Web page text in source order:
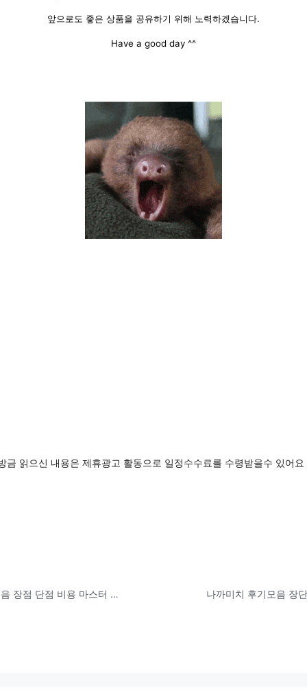
앞으로도 좋은 상품을 공유하기 위해 노력하겠습니다.
Have a good day ^^
금 읽으신 내용은 제휴광고 활동으로 일정수수료를 수령받을수 있어요
엘지김장독서랍 평가후기모음 장점 단점 비용 마스터 훑어보기 나까미치 후기모음 장